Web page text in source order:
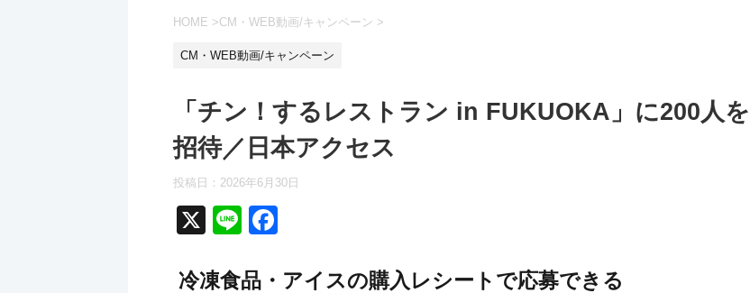
HOME >CM・WEB動画/キャンペーン >
CM・WEB動画/キャンペーン
「チン！するレストラン in FUKUOKA」に200人を
招待／日本アクセス
投稿日： 2026年6月30日
X
Li
e
c
冷凍食品・アイスの購入レシートで応募できる